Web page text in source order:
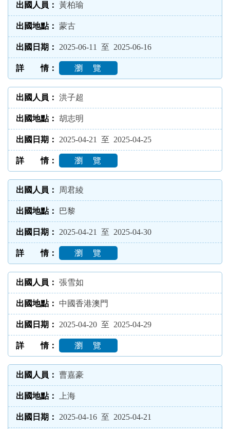
黃柏瑜
蒙古
2025-06-11 至 2025-06-16
瀏 覽
洪子超
胡志明
2025-04-21 至 2025-04-25
瀏 覽
周君綾
巴黎
2025-04-21 至 2025-04-30
瀏 覽
張雪如
中國香港澳門
2025-04-20 至 2025-04-29
瀏 覽
曹嘉豪
上海
2025-04-16 至 2025-04-21